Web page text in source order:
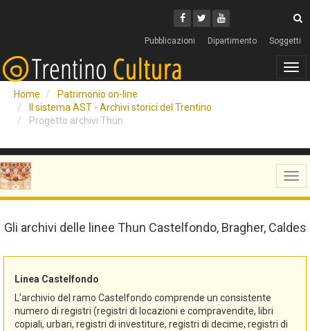
Facebook
Twitter
Youtube
Pubblicazioni Dipartimento Soggetti
Home
Patrimonio on-line
Il sistema AST - Archivi storici del Trentino
Progetto archivi Thun
Gli archivi delle linee Thun Castelfondo, Bragher, Caldes
Linea Castelfondo
L’archivio del ramo Castelfondo comprende un consistente
numero di registri (registri di locazioni e compravendite, libri
copiali, urbari, registri di investiture, registri di decime, registri di